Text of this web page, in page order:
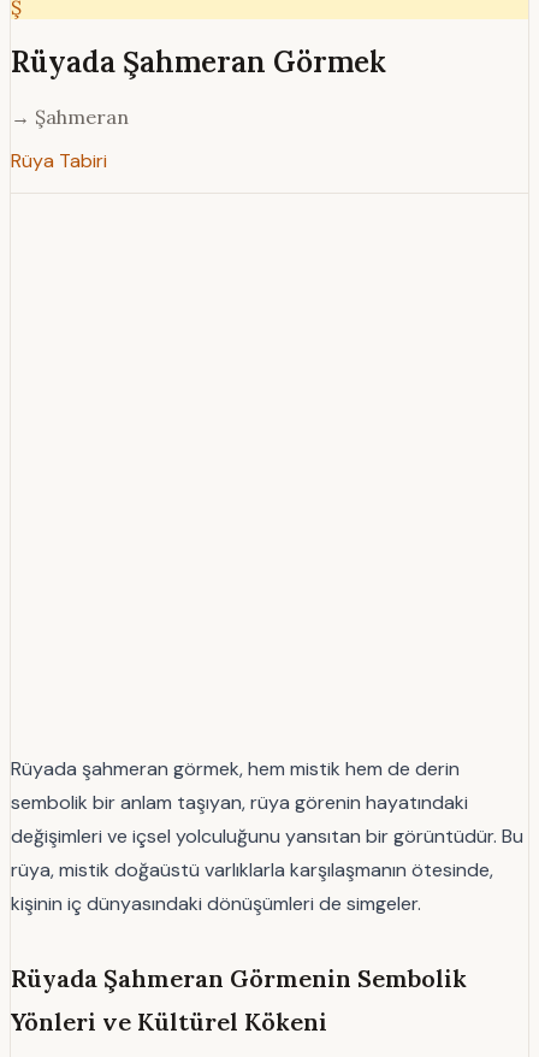
Ş
Rüyada Şahmeran Görmek
→ Şahmeran
Rüya Tabiri
Rüyada şahmeran görmek, hem mistik hem de derin
sembolik bir anlam taşıyan, rüya görenin hayatındaki
değişimleri ve içsel yolculuğunu yansıtan bir görüntüdür. Bu
rüya, mistik doğaüstü varlıklarla karşılaşmanın ötesinde,
kişinin iç dünyasındaki dönüşümleri de simgeler.
Rüyada Şahmeran Görmenin Sembolik
Yönleri ve Kültürel Kökeni